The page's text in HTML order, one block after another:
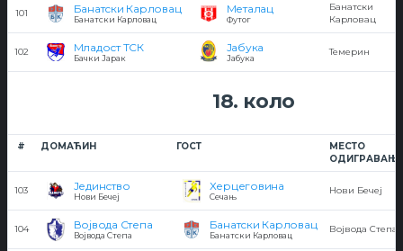
101 Банатски Карловац
Банатски Карловац
Металац
Футог
Банатски
Карловац
102 Младост ТСК
Бачки Јарак
Јабука
Јабука
Темерин
18. коло
# ДОМАЋИН ГОСТ
МЕСТО
103 Јединство
Нови Бечеј
Херцеговина
Сечањ
Нови Бечеј
104 Војвода Степа
Војвода Степа
Банатски Карловац
Банатски Карловац
Војвода Степа